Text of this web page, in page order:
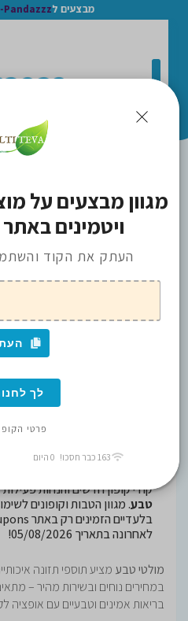
מבצעים לPandazzz-פנדזז
MULTI TEVA \ מולטי טבע
קודי קופון
קודי קופון חדשים והנחות
טבע. מגוון הטבות וקופונים
לאחרונה בתאריך 05/08/2026!
מולטי טבע מציע תוספי תזונה
במחירים נוחים ובשירות מהיר –
בריאות אמינים וטבעיים עם אופציה
ויטמינים
העתק את הקוד
לך
פרטי
163 כבר חסכו! 0 היום